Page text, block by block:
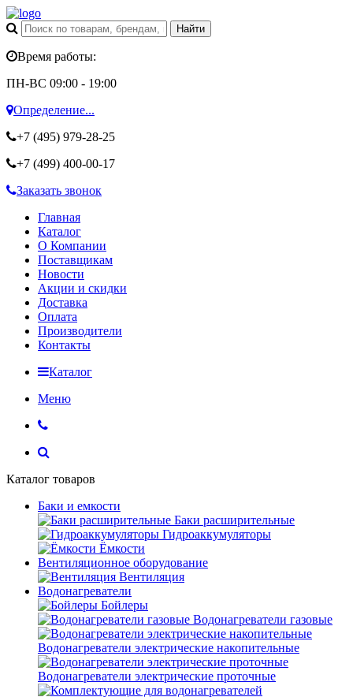
Время работы:
ПН-ВС 09:00 - 19:00
Определение...
+7 (495) 979-28-25
+7 (499) 400-00-17
Заказать звонок
Главная
Каталог
О Компании
Поставщикам
Новости
Акции и скидки
Доставка
Оплата
Производители
Контакты
Каталог
Меню
Каталог товаров
Баки и емкости
Баки расширительные
Гидроаккумуляторы
Ёмкости
Вентиляционное оборудование
Вентиляция
Водонагреватели
Бойлеры
Водонагреватели газовые
Водонагреватели электрические накопительные
Водонагреватели электрические проточные